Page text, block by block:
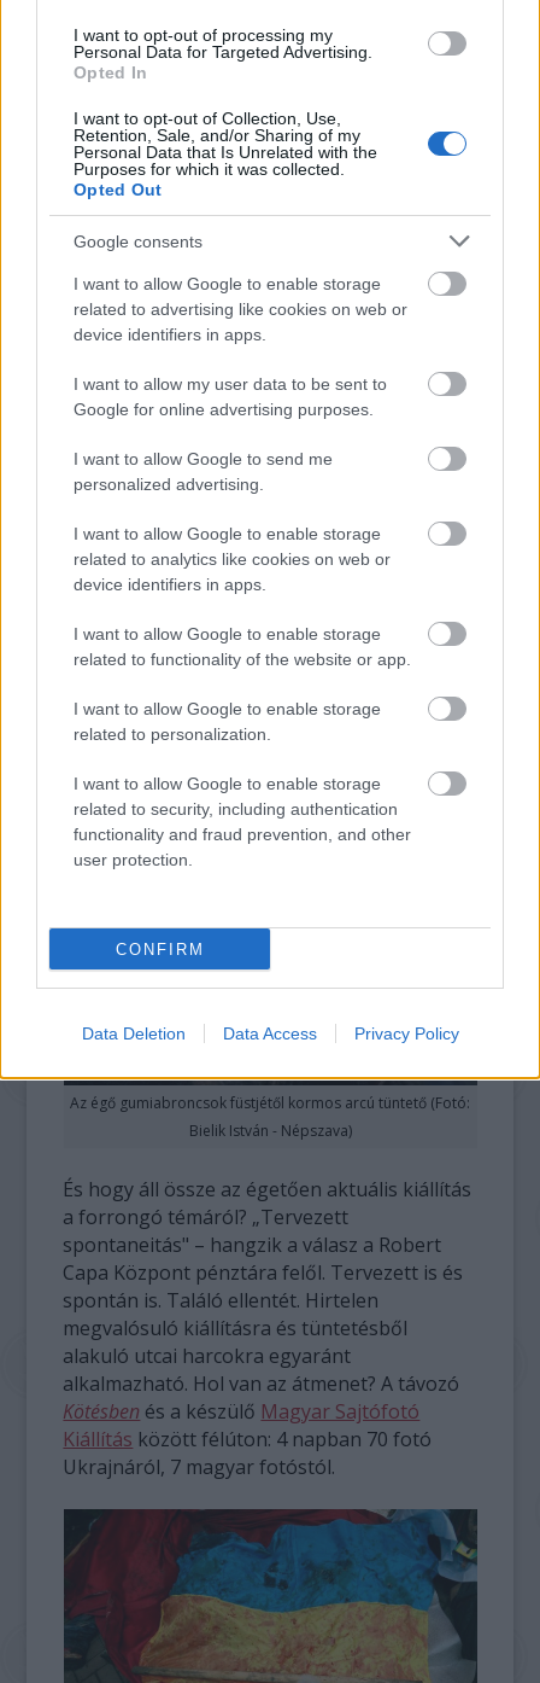
I want to opt-out of processing my
Personal Data for Targeted Advertising.
Opted In
I want to opt-out of Collection, Use,
Retention, Sale, and/or Sharing of my
Personal Data that Is Unrelated with the
Purposes for which it was collected.
Opted Out
Google consents
I want to allow Google to enable storage
related to advertising like cookies on web or
device identifiers in apps.
I want to allow my user data to be sent to
Google for online advertising purposes.
I want to allow Google to send me
personalized advertising.
I want to allow Google to enable storage
related to analytics like cookies on web or
device identifiers in apps.
I want to allow Google to enable storage
related to functionality of the website or app.
I want to allow Google to enable storage
related to personalization.
I want to allow Google to enable storage
related to security, including authentication
functionality and fraud prevention, and other
user protection.
CONFIRM
Data Deletion Data Access Privacy Policy
az összetört lépcsőket és a hibákban rejlő
különlegességet.
Czabán György fotói a kiállításon (Forrás: We Love
Más észrevenni a szépségeket és más
harcolni értük. A kijevi fotókon az omladozó
környezet csak háttérként szolgál a képek
szereplőinek. A felszedett utcakövekből
barikádot emelnek, az ukrán zászlóval
holttesteket takarnak le, a Majdan teret
átszelő híd pedig tényleg emberi életek vad
graffiti előtt maszkos tüntető tűnik fel, az
emberek arcát a város pora és az elégetett
gumiabroncsokról felszálló korom borítja.
Az égő gumiabroncsok füstjétől kormos arcú tüntető (Fotó:
Bielik István - Népszava)
És hogy áll össze az égetően aktuális kiállítás
a forrongó témáról? „Tervezett
spontaneitás" – hangzik a válasz a Robert
Capa Központ pénztára felől. Tervezett is és
spontán is. Találó ellentét. Hirtelen
megvalósuló kiállításra és tüntetésből
alakuló utcai harcokra egyaránt
alkalmazható. Hol van az átmenet? A távozó
Kötésben és a készülő Magyar Sajtófotó
Kiállítás között félúton: 4 napban 70 fotó
Ukrajnáról, 7 magyar fotóstól.